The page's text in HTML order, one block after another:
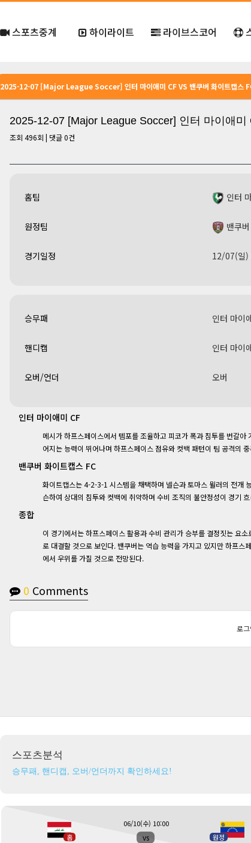
스포츠중계 하이라이트 라이브스코어
2025-12-07 [Major League Soccer] 인터 마이애미 CF VS 밴쿠버 화이트캡스
2025-12-07 [Major League Soccer] 인터 마이애
조회 496회 | 댓글0건
홈팀 인터
원정팀 밴쿠
경기일정 12/07(일)
승무패 인터 마이
핸디캡 인터 마이
오버/언더 오버
인터 마이애미 CF
메시가 하프스페이스에서 템포를 조율하고 피코가 폭과 침투를 번갈
어지는 능력이 뛰어나며 하프스페이스 점유와 컷백 패턴이 팀 공격의
밴쿠버 화이트캡스 FC
화이트캡스는 4-2-3-1 시스템을 채택하며 넬슨과 토마스 뮐러의 전개
슨하여 상대의 침투와 컷백에 취약하며 수비 조직의 불안정성이 경기
종합
이 경기에서는 하프스페이스 활용과 수비 관리가 승부를 결정짓는 요
로 대결할 것으로 보인다. 밴쿠버는 역습 능력을 가지고 있지만 하프
에서 우위를 가질 것으로 전망된다.
0 Comments
로
스포츠분석
승무패, 핸디캡, 오버/언더까지 확인하세요!
홈 vs 원정
06/10(수) 10:00